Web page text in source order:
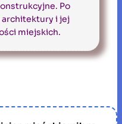
Po
architektury i jej
miejskich.